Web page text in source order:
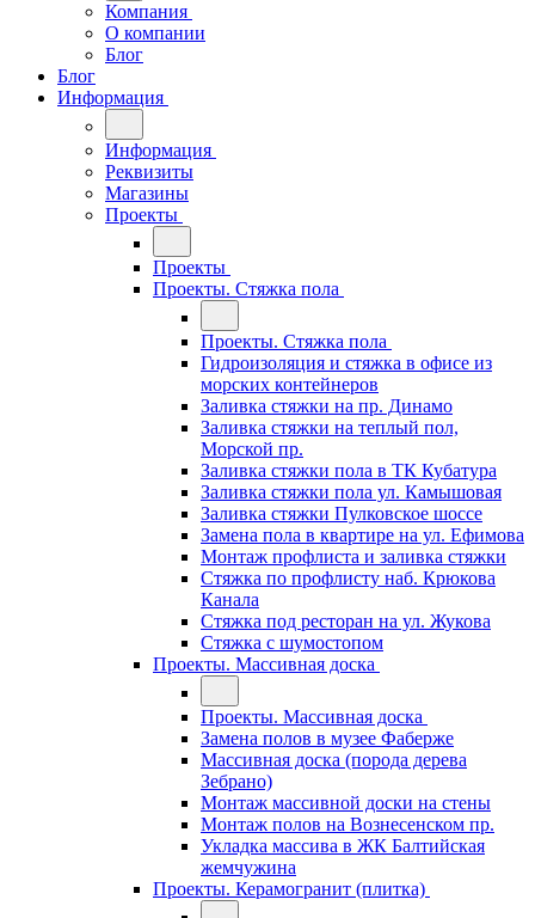
Компания
О компании
Блог
Блог
Информация
Информация
Реквизиты
Магазины
Проекты
Проекты
Проекты. Стяжка пола
Проекты. Стяжка пола
Гидроизоляция и стяжка в офисе из
морских контейнеров
Заливка стяжки на пр. Динамо
Заливка стяжки на теплый пол,
Морской пр.
Заливка стяжки пола в ТК Кубатура
Заливка стяжки пола ул. Камышовая
Заливка стяжки Пулковское шоссе
Замена пола в квартире на ул. Ефимова
Монтаж профлиста и заливка стяжки
Стяжка по профлисту наб. Крюкова
Канала
Стяжка под ресторан на ул. Жукова
Стяжка с шумостопом
Проекты. Массивная доска
Проекты. Массивная доска
Замена полов в музее Фаберже
Массивная доска (порода дерева
Зебрано)
Монтаж массивной доски на стены
Монтаж полов на Вознесенском пр.
Укладка массива в ЖК Балтийская
жемчужина
Проекты. Керамогранит (плитка)